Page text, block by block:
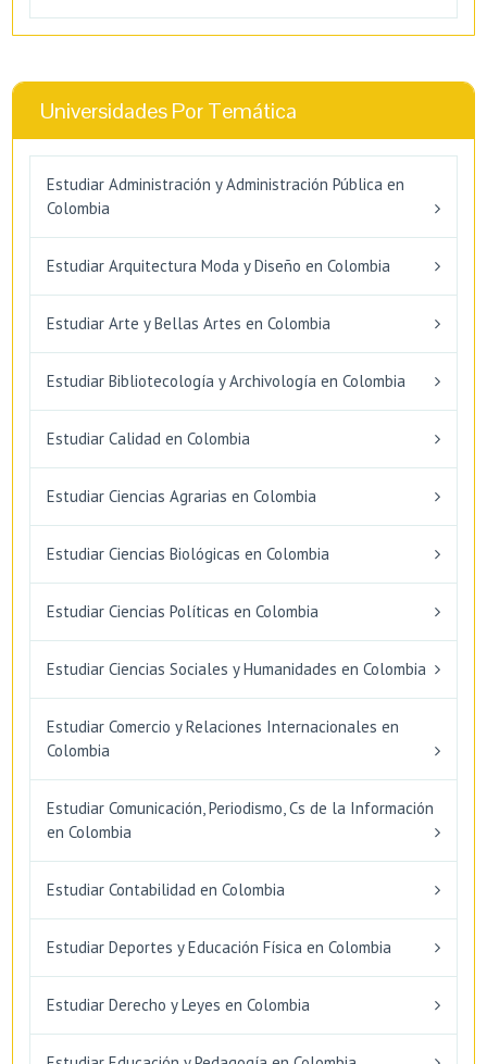
Universidades Por Temática
Estudiar Administración y Administración Pública en
Colombia
Estudiar Arquitectura Moda y Diseño en Colombia
Estudiar Arte y Bellas Artes en Colombia
Estudiar Bibliotecología y Archivología en Colombia
Estudiar Calidad en Colombia
Estudiar Ciencias Agrarias en Colombia
Estudiar Ciencias Biológicas en Colombia
Estudiar Ciencias Políticas en Colombia
Estudiar Ciencias Sociales y Humanidades en Colombia
Estudiar Comercio y Relaciones Internacionales en
Colombia
Estudiar Comunicación, Periodismo, Cs de la Información
en Colombia
Estudiar Contabilidad en Colombia
Estudiar Deportes y Educación Física en Colombia
Estudiar Derecho y Leyes en Colombia